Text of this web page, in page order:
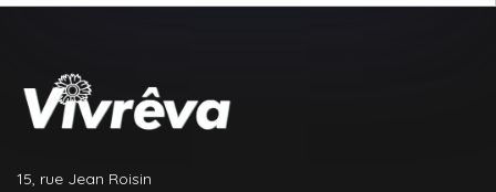
15, rue Jean Roisin